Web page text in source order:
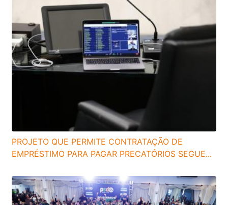
PROJETO QUE PERMITE CONTRATAÇÃO DE
EMPRÉSTIMO PARA PAGAR PRECATÓRIOS SEGUE...